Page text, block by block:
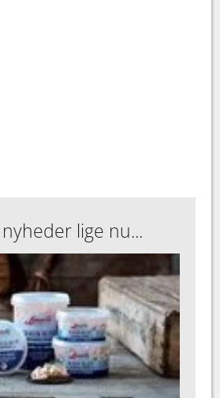
lige nu...